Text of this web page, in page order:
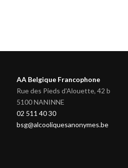
AA Belgique Francophone
Rue des Pieds d'Alouette, 42 b
5100 NANINNE
02 511 40 30
bsg@alcooliquesanonymes.be